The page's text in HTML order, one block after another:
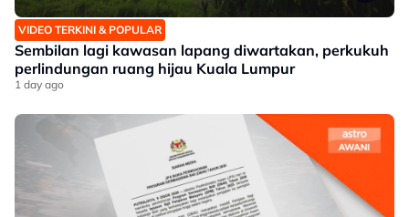
VIDEO TERKINI & POPULAR
Sembilan lagi kawasan lapang diwartakan, perkukuh
perlindungan ruang hijau Kuala Lumpur
1 day ago